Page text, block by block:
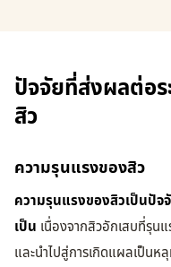
ปัจจัยที่ส่งผลต่อร
สิว
ความรุนแรงของสิว
ความรุนแรงของสิวเป็นปัจ
เป็น เนื่องจากสิวอักเสบที่รุน
และนำไปสู่การเกิดแผลเป็น